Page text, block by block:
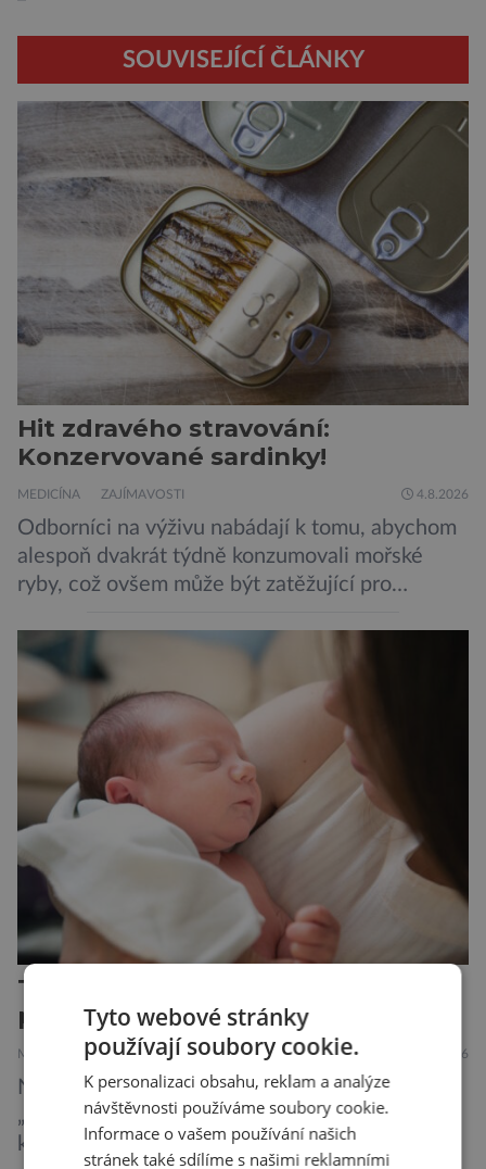
SOUVISEJÍCÍ ČLÁNKY
Hit zdravého stravování:
Konzervované sardinky!
MEDICÍNA ZAJÍMAVOSTI 4.8.2026
Odborníci na výživu nabádají k tomu, abychom
alespoň dvakrát týdně konzumovali mořské
ryby, což ovšem může být zatěžující pro
doporučení se nyní staly konzervované
sardinky, které si může dovolit opravdu každý
„Místo toho, aby poskytovaly izolované
mononutrienty, jsou rybí konzervy kompletní
potravinou,“ říká nutriční specialista Colin
Robertson a zdůrazňuje […]
Těhotenství mění mozek ženy, a
pokaždé jinak!
MEDICÍNA ZAJÍMAVOSTI 31.7.2026
Novopečené matky často popisují boj s
„mozkovou mlhou“, kdy se potýkají s výpadky
krátkodobé paměti, roztržitostí, problémy se
Tyto webové stránky
používají soubory cookie.
K personalizaci obsahu, reklam a analýze
návštěvnosti používáme soubory cookie.
Informace o vašem používání našich
stránek také sdílíme s našimi reklamními